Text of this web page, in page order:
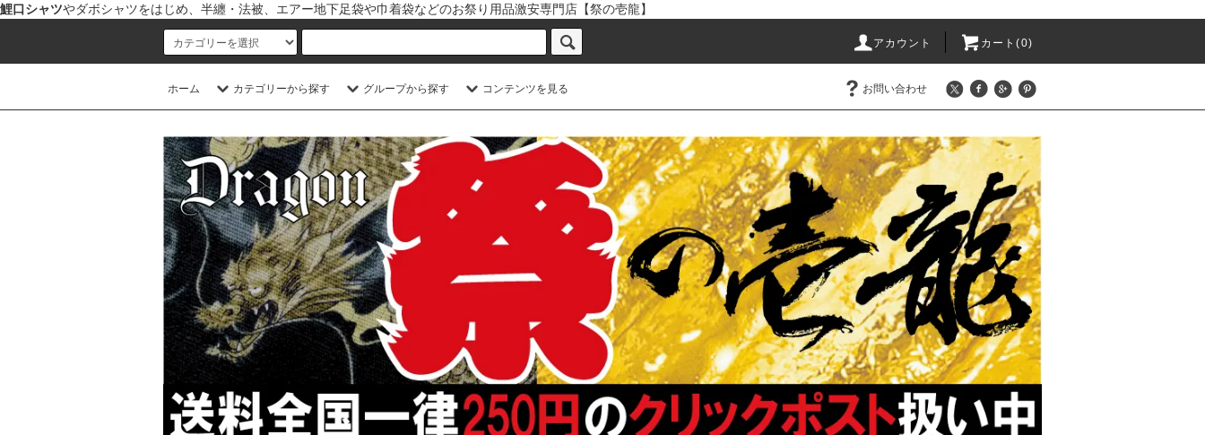
鯉口シャツやダボシャツをはじめ、半纏・法被、エアー地下足袋や巾着袋などのお祭り用品激安専門店【祭の壱龍】
アカウント カート(0)
ホーム カテゴリーから探す グループから探す コンテンツを見る お問い合わせ